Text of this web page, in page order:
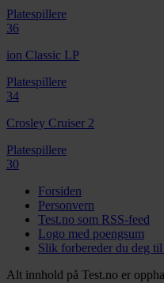
Platespillere
36
ion Classic LP
Platespillere
34
Crosley Cruiser 2
Platespillere
30
Forsiden
Personvern
Test.no som RSS-feed
Logo med poengsum
Slik forbereder du deg
Alt innhold på Test.no er